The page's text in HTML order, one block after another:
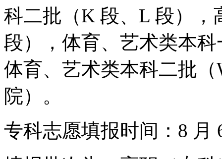
科二批（K 段、L 段），
段），体育、艺术类本
体育、艺术类本科二批
院）。
专科志愿填报时间：8 月